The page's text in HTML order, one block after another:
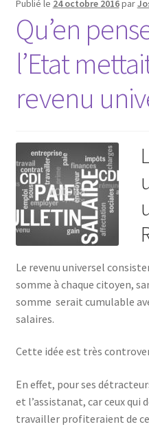
Publié le 24 octobre 2016par
Qu’en
l’Etat
revenu
Le revenu universel
somme à chaque citoyen,
somme serait cumulable
salaires.
Cette idée est très
En effet, pour ses
et l’assistanat, car ceux qui
travailler profiteraient de